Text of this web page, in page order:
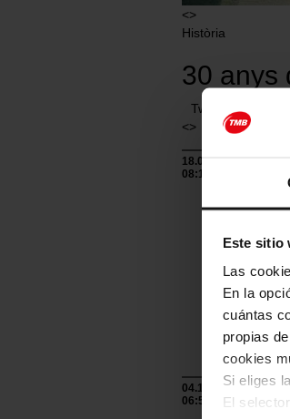
Este sitio
Las
En la
cuántas
propias
cookies
Si eliges
El
<>
Història
30 anys
Twittear
<>
18.07.2025
08:10
04.11.2022
06:55